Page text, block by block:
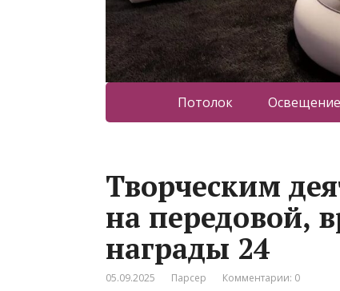
Потолок Освещение
Творческим
на передовой,
награды 24
05.09.2025 Парсер Комментарии: 0